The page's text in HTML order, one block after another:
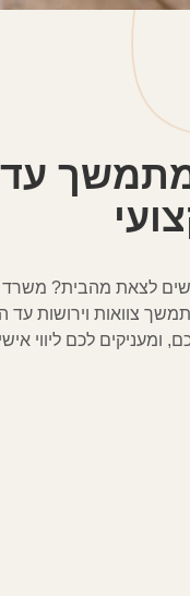
מתמשך
לצאת מהבית? משרד
צוואות וירושות
ומעניקים לכם ליווי